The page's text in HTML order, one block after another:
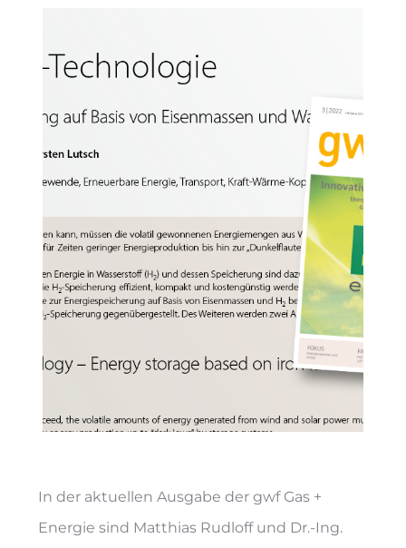
In der aktuellen Ausgabe der gwf Gas +
Energie sind Matthias Rudloff und Dr.-Ing.